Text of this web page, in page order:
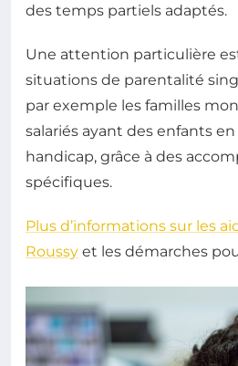
des temps partiels adaptés.
Une attention particulière
situations de parentalité
par exemple les familles
salariés ayant des enfants
handicap, grâce à des
spécifiques.
Plus d’informations sur les
Roussy et les démarches